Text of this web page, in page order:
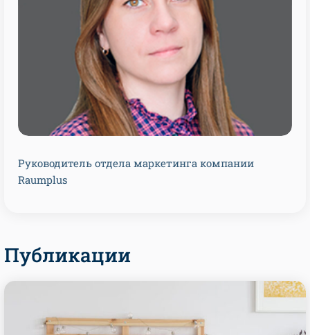
Руководитель отдела маркетинга компании
Raumplus
Публикации